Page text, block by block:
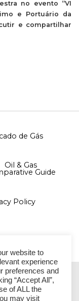
no evento “VI
e Portuário da
e compartilhar
de Gás
Oil & Gas
Guide
Policy
PAULO
website to
experience
preferences and
“Accept All”,
of ALL the
may visit